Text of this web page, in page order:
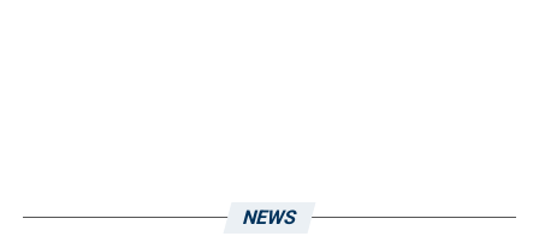
NEWS